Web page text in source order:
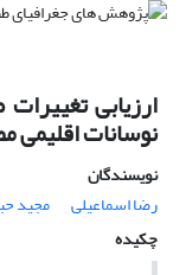
ارزیابی
نوسانات
نویسندگان
رضا اسماعیلی
مجید
چکیده